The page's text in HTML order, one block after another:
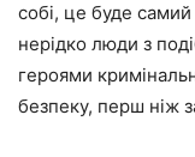
собі, це буде
нерідко люди з
героями
безпеку, перш ніж